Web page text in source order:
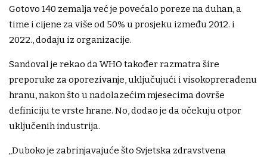
Gotovo 140 zemalja već je povećalo poreze na duhan, a
time i cijene za više od 50% u prosjeku između 2012. i
2022., dodaju iz organizacije.
Sandoval je rekao da WHO također razmatra šire
preporuke za oporezivanje, uključujući i visokoprerađenu
hranu, nakon što u nadolazećim mjesecima dovrše
definiciju te vrste hrane. No, dodao je da očekuju otpor
uključenih industrija.
„Duboko je zabrinjavajuće što Svjetska zdravstvena